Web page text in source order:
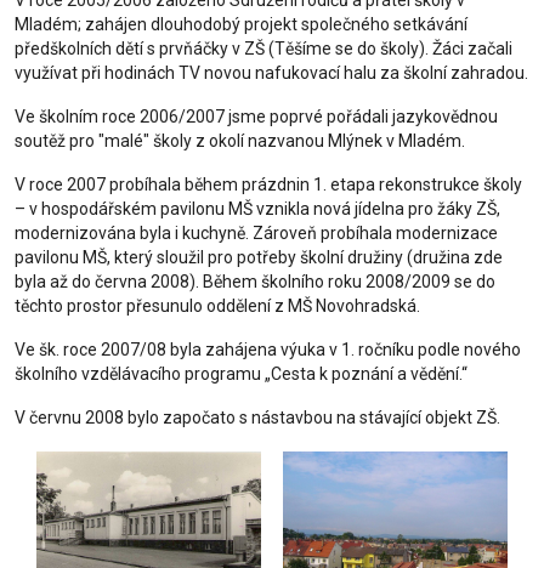
Mladém; zahájen dlouhodobý projekt společného setkávání
předškolních dětí s prvňáčky v ZŠ (Těšíme se do školy). Žáci začali
využívat při hodinách TV novou nafukovací halu za školní zahradou.
Ve školním roce 2006/2007 jsme poprvé pořádali jazykovědnou
soutěž pro "malé" školy z okolí nazvanou Mlýnek v Mladém.
V roce 2007 probíhala během prázdnin 1. etapa rekonstrukce školy
– v hospodářském pavilonu MŠ vznikla nová jídelna pro žáky ZŠ,
modernizována byla i kuchyně. Zároveň probíhala modernizace
pavilonu MŠ, který sloužil pro potřeby školní družiny (družina zde
byla až do června 2008). Během školního roku 2008/2009 se do
těchto prostor přesunulo oddělení z MŠ Novohradská.
Ve šk. roce 2007/08 byla zahájena výuka v 1. ročníku podle nového
školního vzdělávacího programu „Cesta k poznání a vědění.“
V červnu 2008 bylo započato s nástavbou na stávající objekt ZŠ.